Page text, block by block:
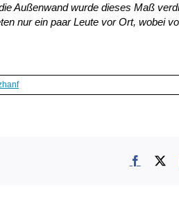
Außenwand wurde dieses Maß
nur ein paar Leute vor Ort, wobei
X